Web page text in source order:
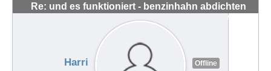
Re: und es funktioniert - benzinhahn abdichten
#56297
Harri Offline